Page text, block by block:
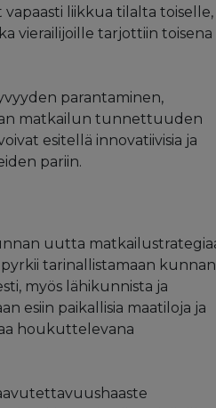
liikkua tilalta toiselle,
vierailijoille tarjottiin toisena
parantaminen,
matkailun tunnettuuden
esitellä innovatiivisia ja
pariin.
uutta
tarinallistamaan kunnan
myös lähikunnista ja
esiin paikallisia maatiloja ja
houkuttelevana